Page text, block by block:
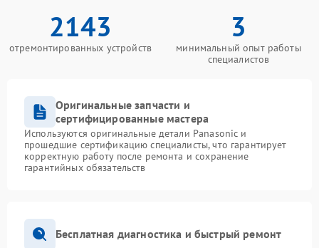
2143
отремонтированных устройств
3
минимальный опыт работы
специалистов
Оригинальные запчасти и
сертифицированные мастера
Используются оригинальные детали Panasonic и
прошедшие сертификацию специалисты, что гарантирует
корректную работу после ремонта и сохранение
гарантийных обязательств
Бесплатная диагностика и быстрый ремонт